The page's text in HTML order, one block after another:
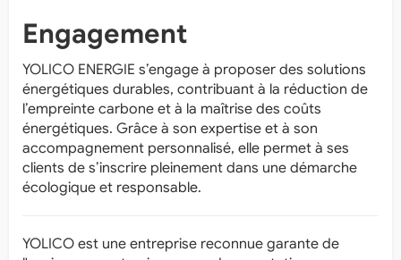
Engagement
YOLICO ENERGIE s’engage à proposer des solutions
énergétiques durables, contribuant à la réduction de
l’empreinte carbone et à la maîtrise des coûts
énergétiques. Grâce à son expertise et à son
accompagnement personnalisé, elle permet à ses
clients de s’inscrire pleinement dans une démarche
écologique et responsable.
YOLICO est une entreprise reconnue garante de